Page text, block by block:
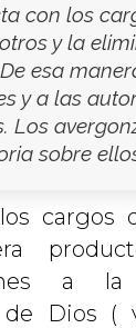
con los
y la
esa
y a las
Los
sobre
cargos
a
Dios (